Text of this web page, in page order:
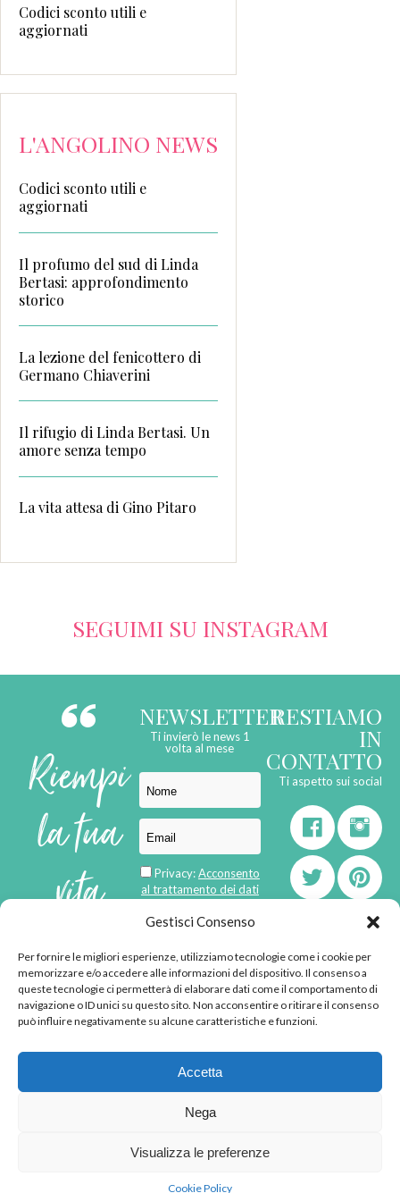
Gestisci Consenso
Per fornire le migliori esperienze, utilizziamo tecnologie come i cookie per
memorizzare e/o accedere alle informazioni del dispositivo. Il consenso a
queste tecnologie ci permetterà di elaborare dati come il comportamento di
navigazione o ID unici su questo sito. Non acconsentire o ritirare il consenso
può influire negativamente su alcune caratteristiche e funzioni.
Accetta
Nega
Visualizza le preferenze
Cookie Policy
Codici sconto utili e
aggiornati
L'ANGOLINO NEWS
Codici sconto utili e
aggiornati
Il profumo del sud di Linda
Bertasi: approfondimento
storico
La lezione del fenicottero di
Germano Chiaverini
Il rifugio di Linda Bertasi. Un
amore senza tempo
La vita attesa di Gino Pitaro
SEGUIMI SU INSTAGRAM
Riempi
la tua
vita
di
emozioni
P.IVA 02592570036 -
NEWSLETTER
Ti invierò le news 1
volta al mese
Privacy:Acconsento
al trattamento dei dati
RESTIAMO
IN
CONTATTO
Ti aspetto sui social
born inMaMaStudiOs